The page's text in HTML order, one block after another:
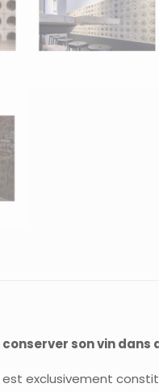
son vin dans
est exclusivement